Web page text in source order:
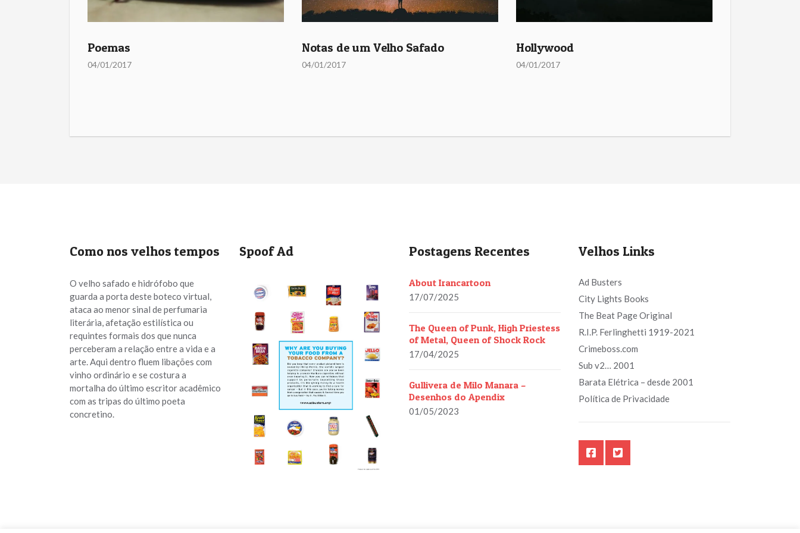
Poemas
04/01/2017
Notas de um Velho Safado
04/01/2017
Hollywood
04/01/2017
Como nos velhos tempos
O velho safado e hidrófobo que
guarda a porta deste boteco virtual,
ataca ao menor sinal de perfumaria
literária, afetação estilística ou
requintes formais dos que nunca
perceberam a relação entre a vida e a
arte. Aqui dentro fluem libações com
vinho ordinário e se costura a
mortalha do último escritor acadêmico
com as tripas do último poeta
concretino.
Spoof Ad Postagens Recentes
About Irancartoon
17/07/2025
The Queen of Punk, High Priestess
of Metal, Queen of Shock Rock
17/04/2025
Gullivera de Milo Manara –
Desenhos do Apendix
01/05/2023
Velhos Links
Ad Busters
City Lights Books
The Beat Page Original
R.I.P. Ferlinghetti 1919-2021
Crimeboss.com
Sub v2… 2001
Barata Elétrica – desde 2001
Política de Privacidade